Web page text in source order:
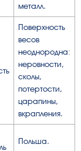
металл.
Поверхность
весов
неоднородна:
неровности,
сколы,
потертости,
царапины,
вкрапления.
Польша.